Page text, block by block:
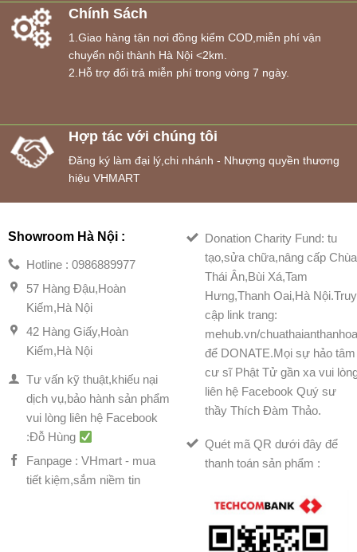
Chính Sách
1.Giao hàng tận nơi đồng kiểm COD,miễn phí vận
chuyển nội thành Hà Nội <2km.
2.Hỗ trợ đổi trả miễn phí trong vòng 7 ngày.
Hợp tác với chúng tôi
Đăng ký làm đại lý,chi nhánh - Nhượng quyền thương
hiệu VHMART
Showroom Hà Nội :
Hotline : 0986889977
57 Hàng Đậu,Hoàn
Kiếm,Hà Nội
42 Hàng Giấy,Hoàn
Kiếm,Hà Nội
Tư vấn kỹ thuật,khiếu nại
dịch vụ,bảo hành sản phẩm
vui lòng liên hệ Facebook
:Đỗ Hùng
Fanpage : VHmart - mua
tiết kiệm,sắm niềm tin
Donation Charity Fund: tu
tạo,sửa chữa,nâng cấp Chùa
Thái Ân,Bùi Xá,Tam
Hưng,Thanh Oai,Hà Nội.Truy
cập link trang:
mehub.vn/
để DONATE.Mọi sự hảo tâm
cư sĩ Phật Tử gần xa vui
liên hệ Facebook Quý sư
thầy Thích Đàm Thảo.
Quét mã QR dưới đây để
thanh toán sản phẩm :